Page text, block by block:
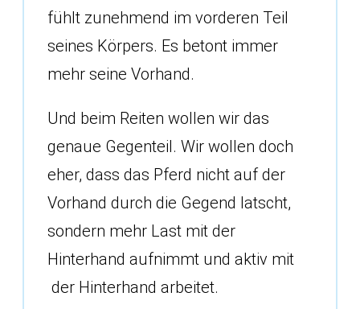
fühlt zunehmend im vorderen Teil
seines Körpers. Es betont immer
mehr seine Vorhand.
Und beim Reiten wollen wir das
genaue Gegenteil. Wir wollen doch
eher, dass das Pferd nicht auf der
Vorhand durch die Gegend latscht,
sondern mehr Last mit der
Hinterhand aufnimmt und aktiv mit
der Hinterhand arbeitet.